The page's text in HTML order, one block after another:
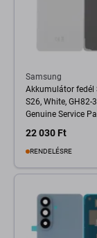
Samsung
Akkumulátor fedél
S26, White, GH82-
Genuine Service
22 030 Ft
RENDELÉSRE